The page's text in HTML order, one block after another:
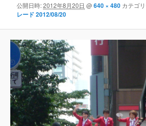
公開日時:2012年8月20日 @640 × 480 カテゴ
レード 2012/08/20